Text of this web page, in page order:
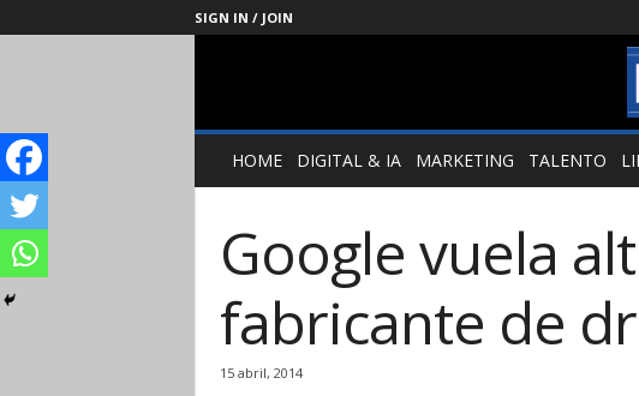
SIGN IN / JOIN
Management
SocietyHOME DIGITAL & IA MARKETING TALENTO
Google vuela
fabricante de
15 abril, 2014